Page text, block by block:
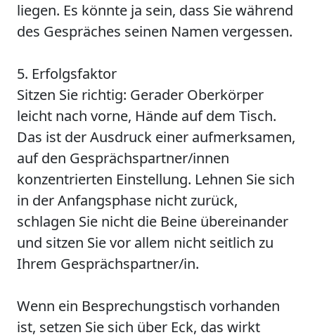
liegen. Es könnte ja sein, dass Sie während
des Gespräches seinen Namen vergessen.
5. Erfolgsfaktor
Sitzen Sie richtig: Gerader Oberkörper
leicht nach vorne, Hände auf dem Tisch.
Das ist der Ausdruck einer aufmerksamen,
auf den Gesprächspartner/innen
konzentrierten Einstellung. Lehnen Sie sich
in der Anfangsphase nicht zurück,
schlagen Sie nicht die Beine übereinander
und sitzen Sie vor allem nicht seitlich zu
Ihrem Gesprächspartner/in.
Wenn ein Besprechungstisch vorhanden
ist, setzen Sie sich über Eck, das wirkt